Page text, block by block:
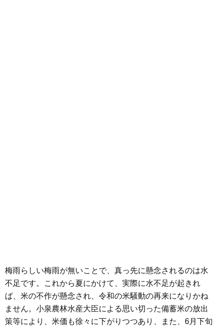
梅雨らしい梅雨が無いことで、真っ先に懸念されるのは水
不足です。これから夏にかけて、実際に水不足が起きれ
ば、米の不作が懸念され、令和の米騒動の再来になりかね
ません。小泉農林水産大臣による思い切った備蓄米の放出
策等により、米価も徐々に下がりつつあり、また、6月下旬